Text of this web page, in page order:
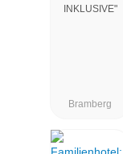
INKLUSIVE"
Bramberg